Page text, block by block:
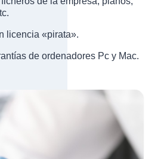
licencia «pirata».
de ordenadores Pc y Mac.